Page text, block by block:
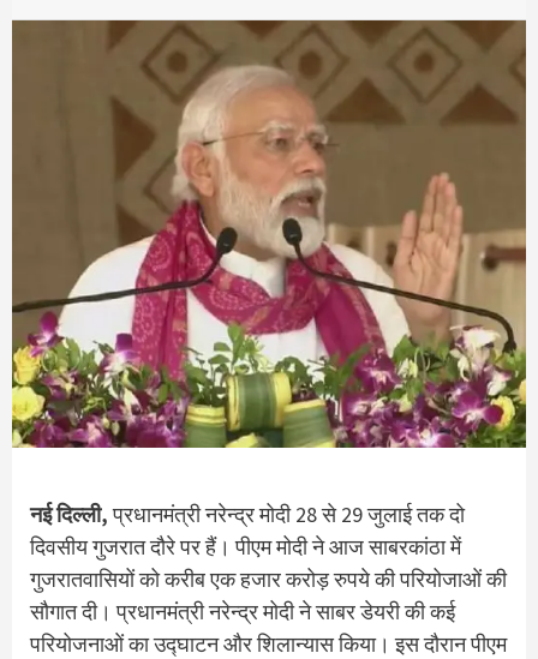
नई दिल्ली,प्रधानमंत्री नरेन्द्र मोदी 28 से 29 जुलाई तक दो
दिवसीय गुजरात दौरे पर हैं। पीएम मोदी ने आज साबरकांठा में
गुजरातवासियों को करीब एक हजार करोड़ रुपये की परियोजाओं की
सौगात दी। प्रधानमंत्री नरेन्द्र मोदी ने साबर डेयरी की कई
परियोजनाओं का उद्घाटन और शिलान्यास किया। इस दौरान पीएम